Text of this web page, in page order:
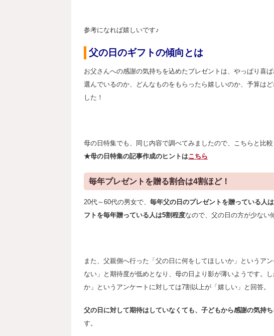
参考になれば嬉しいです♪
父の日のギフトの傾向とは
お父さんへの感謝の気持ちを込めたプレゼントは、やっぱり喜
選んでいるのか、どんなものをもらったら嬉しいのか、予算はど
した！
母の日特集でも、同じ内容で調べてみましたので、こちらと比
★母の日特集の記事作成のヒントはこちら
毎年プレゼントを贈る割合は4割ほど！
20代～60代の男女で、 毎年父の日のプレゼントを贈っている人
フトを毎年贈っている人は5割程度なので、父の日の方が少ない
また、父親側へ行った「父の日に何をしてほしいか」というア
ない」と期待度が低めとなり、母の日より影が薄いようです。
か」というアンケートに対しては7割以上が「嬉しい」と回答。
父の日に対して期待はしていなくても、子どもから感謝の気持
す。